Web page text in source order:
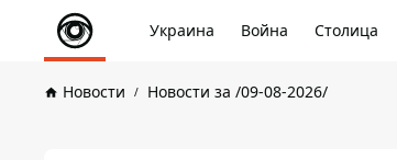
Украина Война Столица
Новости Новости за /09-08-2026/